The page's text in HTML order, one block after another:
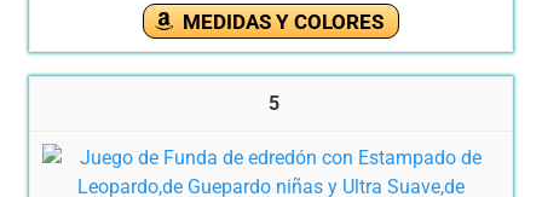
MEDIDAS Y COLORES
5